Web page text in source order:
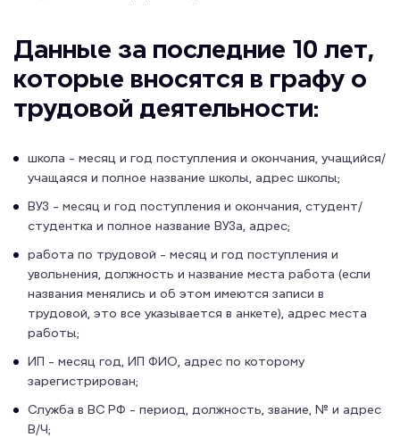
Данные за последние 10 лет,
которые вносятся в графу о
трудовой деятельности:
школа - месяц и год поступления и окончания, учащийся/
учащаяся и полное название школы, адрес школы;
ВУЗ - месяц и год поступления и окончания, студент/
студентка и полное название ВУЗа, адрес;
работа по трудовой - месяц и год поступления и
увольнения, должность и название места работа (если
названия менялись и об этом имеются записи в
трудовой, это все указывается в анкете), адрес места
работы;
ИП - месяц год, ИП ФИО, адрес по которому
зарегистрирован;
Служба в ВС РФ - период, должность, звание, № и адрес
В/Ч;